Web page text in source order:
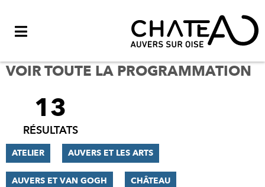
VOIR TOUTE LA PROGRAMMATION
FILTRER
RÉSULTATS
13
RÉSULTATS
ATELIER AUVERS ET LES ARTS
AUVERS ET VAN GOGH CHÂTEAU